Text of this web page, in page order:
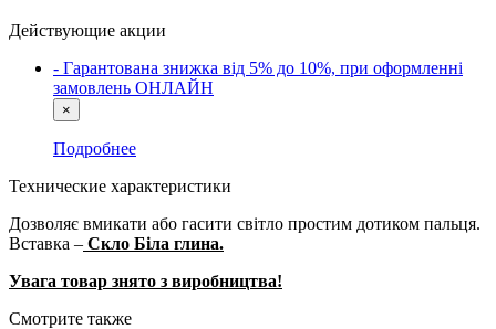
Действующие акции
- Гарантована знижка від 5% до 10%, при оформленні
замовлень ОНЛАЙН
×
Подробнее
Технические характеристики
Дозволяє вмикати або гасити світло простим дотиком пальця.
Вставка – Скло Біла глина.
Увага товар знято з виробництва!
Cмотрите также